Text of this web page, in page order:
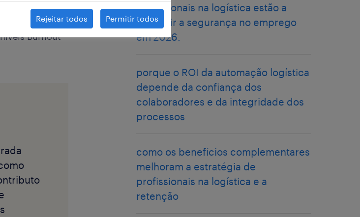
definiu
o atual clima
Burnout
profissionais na logística estão a
redefinir a segurança no emprego
em 2026.
porque o ROI da automação logística
depende da confiança dos
colaboradores e da integridade dos
processos
como os benefícios complementares
melhoram a estratégia de
profissionais na logística e a
retenção
Rejeitar todos Permitir todos